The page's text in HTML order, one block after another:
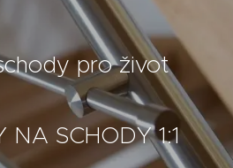
schody pro život
NA SCHODY 1:1